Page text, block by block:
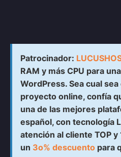
Patrocinador:
RAM y más CPU para
WordPress. Sea cual
proyecto online, confía
una de las mejores
español, con tecnología
atención al cliente TOP
un 3o% descuento para